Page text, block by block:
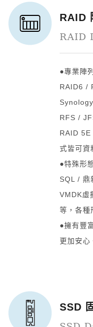
RAID
RAID
●專業陣
RAID6 /
RFS /
RAID
式皆可資
●特殊形
SQL / 鼎
VMDK虛
等，各種
●擁有豐
更加安心
SSD